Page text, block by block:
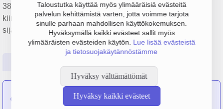
Taloustutka käyttää myös ylimääräisiä evästeitä
palvelun kehittämistä varten, jotta voimme tarjota
sinulle parhaan mahdollisen käyttökokemuksen.
Hyväksymällä kaikki evästeet sallit myös
ylimääräisten evästeiden käytön. Lue lisää evästeistä
ja tietosuojakäytännöstämme
Hyväksy välttämättömät
Hyväksy kaikki evästeet
381 000 € ja henkilöstömäärä 8. Sen päätoimiala on Muu
kiinteistöjen vuokraus ja hallinta, perustamisvuosi 1978 ja
sijainti Oulu. Yrityksen yhtiömuoto Osakeyhtiö (OY).
Oulun Aikuiskoulutuskeskus Oyon sulautunut yritykseen
Potential Toimitilat Oy